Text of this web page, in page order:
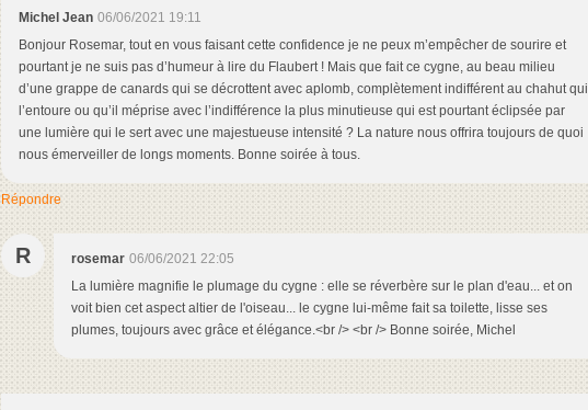
Michel Jean 06/06/2021 19:11
Bonjour Rosemar, tout en vous faisant cette confidence je ne peux m’empêcher de sourire et
pourtant je ne suis pas d’humeur à lire du Flaubert ! Mais que fait ce cygne, au beau milieu
d’une grappe de canards qui se décrottent avec aplomb, complètement indifférent au chahut qui
l’entoure ou qu’il méprise avec l’indifférence la plus minutieuse qui est pourtant éclipsée par
une lumière qui le sert avec une majestueuse intensité ? La nature nous offrira toujours de quoi
nous émerveiller de longs moments. Bonne soirée à tous.
Répondre
R rosemar 06/06/2021 22:05
La lumière magnifie le plumage du cygne : elle se réverbère sur le plan d'eau... et on
voit bien cet aspect altier de l'oiseau... le cygne lui-même fait sa toilette, lisse ses
plumes, toujours avec grâce et élégance.<br /> <br /> Bonne soirée, Michel